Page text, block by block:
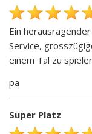
Ein
Service,
einem Tal zu
pa
Super Platz